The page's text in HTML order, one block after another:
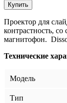
Проектор для
контрастность,
магнитофон.
Технические
Модель
Тип